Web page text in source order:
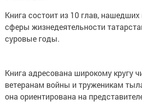
Книга состоит из 10 глав, нашедших
сферы жизнедеятельности
суровые годы.
Книга адресована широкому кругу
ветеранам войны и труженикам
она ориентирована на